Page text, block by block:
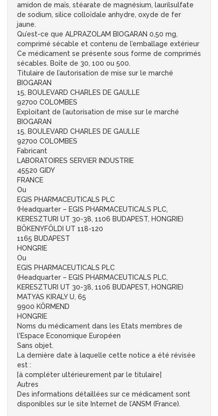
amidon de maïs, stéarate de magnésium, laurilsulfate
de sodium, silice colloïdale anhydre, oxyde de fer
jaune.
Qu’est-ce que ALPRAZOLAM BIOGARAN 0,50 mg,
comprimé sécable et contenu de l’emballage extérieur
Ce médicament se présente sous forme de comprimés
sécables. Boîte de 30, 100 ou 500.
Titulaire de l’autorisation de mise sur le marché
BIOGARAN
15, BOULEVARD CHARLES DE GAULLE
92700 COLOMBES
Exploitant de l’autorisation de mise sur le marché
BIOGARAN
15, BOULEVARD CHARLES DE GAULLE
92700 COLOMBES
Fabricant
LABORATOIRES SERVIER INDUSTRIE
45520 GIDY
FRANCE
Ou
EGIS PHARMACEUTICALS PLC
(Headquarter – EGIS PHARMACEUTICALS PLC,
KERESZTURI UT 30-38, 1106 BUDAPEST, HONGRIE)
BÖKENYFÖLDI UT 118-120
1165 BUDAPEST
HONGRIE
Ou
EGIS PHARMACEUTICALS PLC
(Headquarter – EGIS PHARMACEUTICALS PLC,
KERESZTURI UT 30-38, 1106 BUDAPEST, HONGRIE)
MATYAS KIRALY U, 65
9900 KÖRMEND
HONGRIE
Noms du médicament dans les Etats membres de
l'Espace Economique Européen
Sans objet.
La dernière date à laquelle cette notice a été révisée
est :
[à compléter ultérieurement par le titulaire]
Autres
Des informations détaillées sur ce médicament sont
disponibles sur le site Internet de l’ANSM (France).